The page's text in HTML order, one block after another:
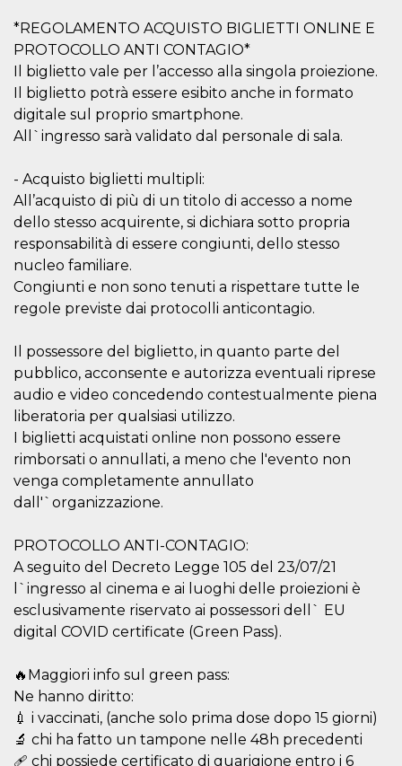
*REGOLAMENTO ACQUISTO BIGLIETTI ONLINE E
PROTOCOLLO ANTI CONTAGIO*
Il biglietto vale per l’accesso alla singola proiezione.
Il biglietto potrà essere esibito anche in formato
digitale sul proprio smartphone.
All`ingresso sarà validato dal personale di sala.
- Acquisto biglietti multipli:
All’acquisto di più di un titolo di accesso a nome
dello stesso acquirente, si dichiara sotto propria
responsabilità di essere congiunti, dello stesso
nucleo familiare.
Congiunti e non sono tenuti a rispettare tutte le
regole previste dai protocolli anticontagio.
Il possessore del biglietto, in quanto parte del
pubblico, acconsente e autorizza eventuali riprese
audio e video concedendo contestualmente piena
liberatoria per qualsiasi utilizzo.
I biglietti acquistati online non possono essere
rimborsati o annullati, a meno che l'evento non
venga completamente annullato
dall'`organizzazione.
PROTOCOLLO ANTI-CONTAGIO:
A seguito del Decreto Legge 105 del 23/07/21
l`ingresso al cinema e ai luoghi delle proiezioni è
esclusivamente riservato ai possessori dell` EU
digital COVID certificate (Green Pass).
🔥Maggiori info sul green pass:
Ne hanno diritto:
💉 i vaccinati, (anche solo prima dose dopo 15 giorni)
🔬 chi ha fatto un tampone nelle 48h precedenti
🩹 chi possiede certificato di guarigione entro i 6
dei servizi di
facilitando la
memorizzazione
dei contenuti
sul browser per
pagine più
veloci.
oooh.events
Cookie-
Script.com per
ricordare le
preferenze di
consenso sui
visitatori. È
necessario che il
cookie di
funzioni
correttamente.
Storage declaration
Nome
type
Descrizione
fbssls_314278995690155
Session
storage
wpEmojiSettingsSupports
cn_uc__
Local
Nome
Dominio
c_user
Meta
Platform Inc.
4
2 giorni
Cookie di
essere di